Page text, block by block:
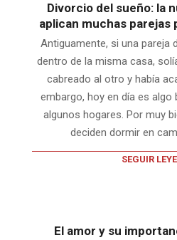
Divorcio del sueño: la
aplican muchas parejas
Antiguamente, si una pareja
dentro de la misma casa,
cabreado al otro y había
embargo, hoy en día es
algunos hogares. Por muy
deciden dormir en
SEGUIR
El amor y su